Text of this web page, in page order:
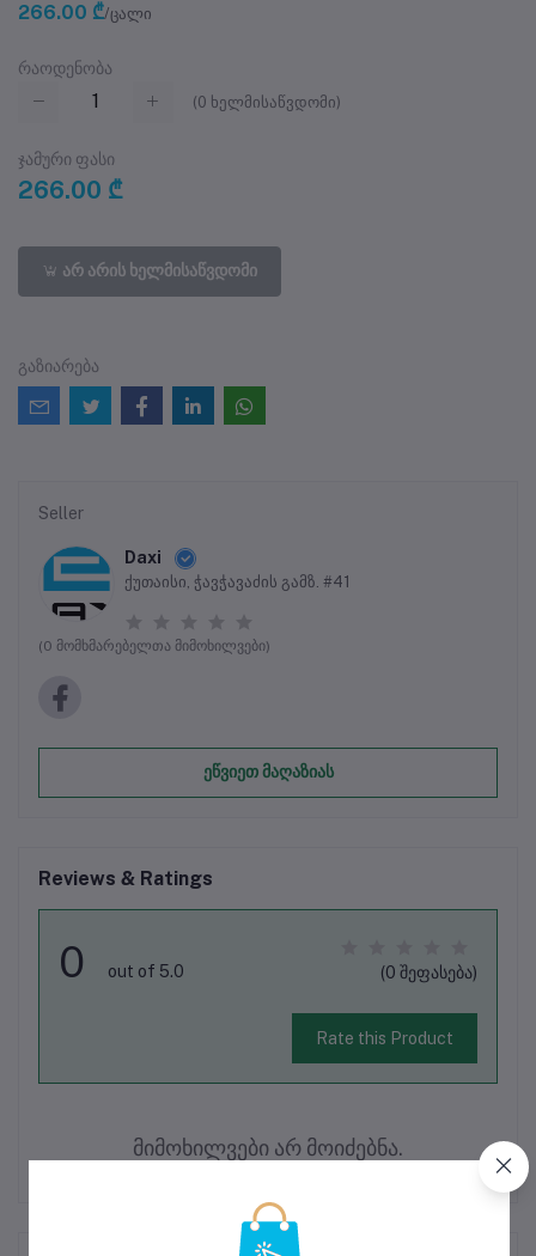
266.00 ₾/ცალი
რაოდენობა
(0 ხელმისაწვდომი)
ჯამური ფასი
266.00 ₾
არ არის ხელმისაწვდომი
გაზიარება
Seller
Daxi
ქუთაისი, ჭავჭავაძის გამზ. #41
(0 მომხმარებელთა მიმოხილვები)
ეწვიეთ მაღაზიას
Reviews & Ratings
0 out of 5.0 (0 შეფასება)
Rate this Product
მიმოხილვები არ მოიძებნა.